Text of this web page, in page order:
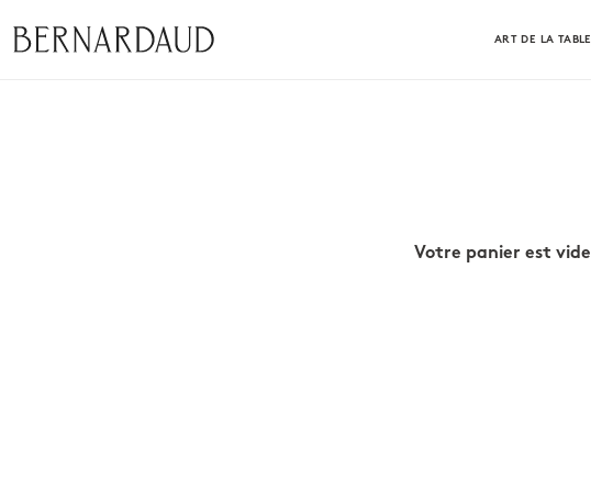
ART DE LA TABLE
Votre panier est vide